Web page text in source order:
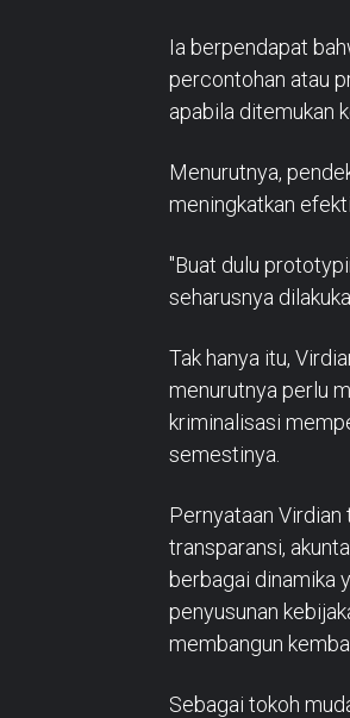
Ia berpendapat
percontohan atau
apabila ditemukan
Menurutnya,
meningkatkan
"Buat dulu
seharusnya
Tak hanya itu,
menurutnya perlu
kriminalisasi
semestinya.
Pernyataan
transparansi,
berbagai dinamika
penyusunan
membangun
Sebagai tokoh